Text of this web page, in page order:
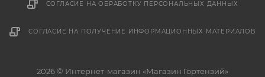
СОГЛАСИЕ НА ОБРАБОТКУ ПЕРСОНАЛЬНЫХ ДАННЫХ
СОГЛАСИЕ НА ПОЛУЧЕНИЕ ИНФОРМАЦИОННЫХ МАТЕРИАЛОВ
2026 © Интернет-магазин «Магазин Гортензий»